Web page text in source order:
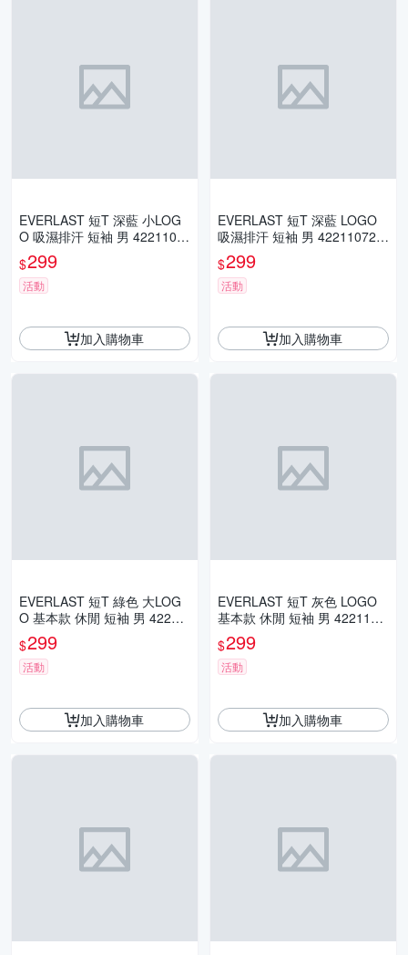
EVERLAST 短T 深藍 小LOG
O 吸濕排汗 短袖 男 4221107
380
$299
活動
加入購物車
EVERLAST 短T 深藍 LOGO
吸濕排汗 短袖 男 422110728
$299
活動
加入購物車
EVERLAST 短T 綠色 大LOG
O 基本款 休閒 短袖 男 42211
00171
$299
活動
加入購物車
EVERLAST 短T 灰色 LOGO
基本款 休閒 短袖 男 4221100
412
$299
活動
加入購物車